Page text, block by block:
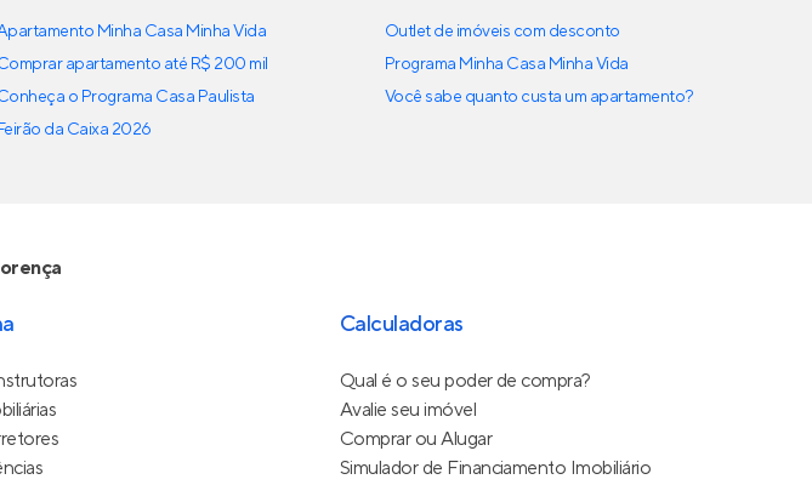
Minha Casa Minha Vida
apartamento até R$ 200 mil
o Programa Casa Paulista
da Caixa 2026
Outlet de imóveis com desconto
Programa Minha Casa Minha Vida
Você sabe quanto custa um apartamento?
Calculadoras
Qual é o seu poder de compra?
Avalie seu imóvel
Comprar ou Alugar
Simulador de Financiamento Imobiliário